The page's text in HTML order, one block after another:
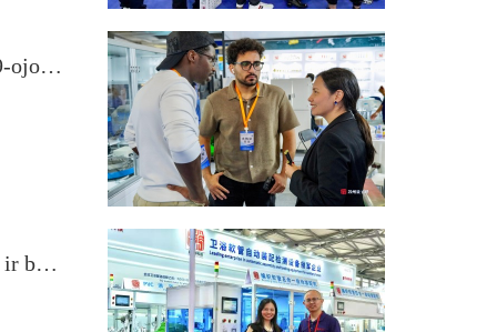
Produktų inovacijos spindėjo 2025 m. 29-ojoje Kinijos (Šanchajaus) tarptautinėje virtuvės ir vonios kambario įrangos parodoje
Novatoriška sanitarinių žarnų surinkimo ir bandymo įranga spindėjo 2025 m. 29-ojoje Kinijos tarptautinėje virtuvės ir vonios kambario įrangos parodoje